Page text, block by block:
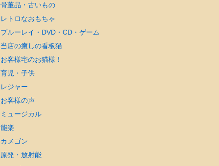
骨董品・古いもの
レトロなおもちゃ
ブルーレイ・DVD・CD・ゲーム
当店の癒しの看板猫
お客様宅のお猫様！
育児・子供
レジャー
お客様の声
ミュージカル
能楽
カメゴン
原発・放射能